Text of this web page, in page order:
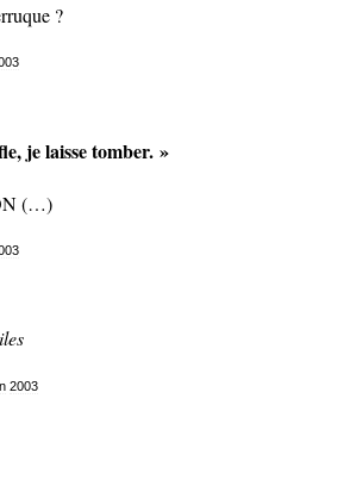
?
je laisse tomber. »
(…)
2003